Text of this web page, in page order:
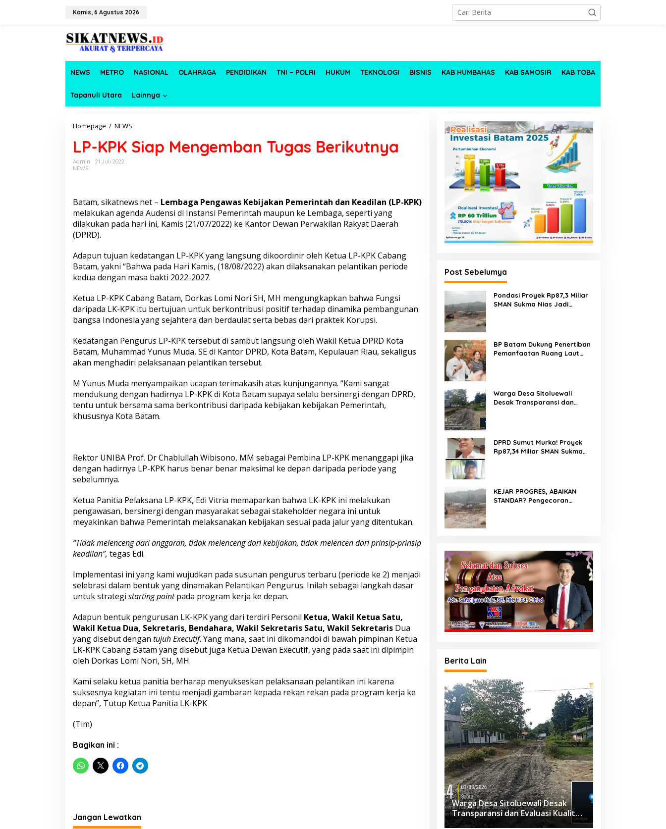
Kamis, 6 Agustus 2026
NEWS METRO NASIONAL OLAHRAGA PENDIDIKAN TNI – POLRI HUKUM TEKNOLOGI BISNIS KAB HUMBAHAS KAB SAMOSIR KAB TOBA
Tapanuli Utara Lainnya
Homepage / NEWS
-
K
p
M
e
m
b
a
T
u
g
a
B
e
r
u
t
n
y
a
LP-KPK Siap Mengemban Tugas Berikutnya
Admin
21 Juli 2022
NEWS
Batam, sikatnews.net – Lembaga Pengawas Kebijakan Pemerintah dan Keadilan (LP-KPK)
melakukan agenda Audensi di Instansi Pemerintah maupun ke Lembaga, seperti yang
dilakukan pada hari ini, Kamis (21/07/2022) ke Kantor Dewan Perwakilan Rakyat Daerah
(DPRD).
Adapun tujuan kedatangan LP-KPK yang langsung dikoordinir oleh Ketua LP-KPK Cabang
Batam, yakni “Bahwa pada Hari Kamis, (18/08/2022) akan dilaksanakan pelantikan periode
kedua dengan masa bakti 2022-2027.
Ketua LP-KPK Cabang Batam, Dorkas Lomi Nori SH, MH mengungkapkan bahwa Fungsi
daripada LK-KPK itu bertujuan untuk berkontribusi positif terhadap dinamika pembangunan
bangsa Indonesia yang sejahtera dan berdaulat serta bebas dari praktek Korupsi.
Kedatangan Pengurus LP-KPK tersebut di sambut langsung oleh Wakil Ketua DPRD Kota
Batam, Muhammad Yunus Muda, SE di Kantor DPRD, Kota Batam, Kepulauan Riau, sekaligus
akan menghadiri pelaksanaan pelantikan tersebut.
M Yunus Muda menyampaikan ucapan terimakasih atas kunjungannya. “Kami sangat
mendukung dengan hadirnya LP-KPK di Kota Batam supaya selalu bersinergi dengan DPRD,
tentu untuk bersama sama berkontribusi daripada kebijakan kebijakan Pemerintah,
khususnya Kota Batam.
Rektor UNIBA Prof. Dr Chablullah Wibisono, MM sebagai Pembina LP-KPK menanggapi jika
dengan hadirnya LP-KPK harus benar benar maksimal ke depan daripada periode yang
sebelumnya.
Ketua Panitia Pelaksana LP-KPK, Edi Vitria memaparkan bahwa LK-KPK ini melakukan
pengawasan, bersinergi dengan masyarakat sebagai stakeholder negara ini untuk
meyakinkan bahwa Pemerintah melaksanakan kebijakan sesuai pada jalur yang ditentukan.
“Tidak melenceng dari anggaran, tidak melenceng dari kebijakan, tidak melencen dari prinsip-prinsip
keadilan”, tegas Edi.
Implementasi ini yang kami wujudkan pada susunan pengurus terbaru (periode ke 2) menjadi
selebrasi dalam bentuk yang dinamakan Pelantikan Pengurus. Inilah sebagai langkah dasar
untuk strategi starting pointpada program kerja ke depan.
Adapun bentuk pengurusan LK-KPK yang dari terdiri Personil Ketua, Wakil Ketua Satu,
Wakil Ketua Dua, Sekretaris, Bendahara, Wakil Sekretaris Satu, Wakil Sekretaris Dua
yang disebut dengan tujuh Executif. Yang mana, saat ini dikomandoi di bawah pimpinan Ketua
LK-KPK Cabang Batam yang disebut juga Ketua Dewan Executif, yang pada saat ini dipimpin
oleh Dorkas Lomi Nori, SH, MH.
Kami selaku ketua panitia berharap menyukseskan pelaksanaan pelantikan ini karena
suksesnya kegiatan ini tentu menjadi gambaran kepada rekan rekan pada program kerja ke
depan”, Tutup Ketua Panitia LK-KPK
(Tim)
Bagikan ini :
Jangan Lewatkan
Post Sebelumya
Pondasi Proyek Rp87,3 Miliar
SMAN Sukma Nias Jadi
BP Batam Dukung Penertiban
Pemanfaatan Ruang Laut
Warga Desa Sitoluewali
Desak Transparansi dan
DPRD Sumut Murka! Proyek
Rp87,34 Miliar SMAN Sukma
KEJAR PROGRES, ABAIKAN
STANDAR? Pengecoran
Berita Lain
Warga Desa Sitoluewali Desak
Transparansi dan Evaluasi Kualitas
Proyek Jalan, Diduga Minim